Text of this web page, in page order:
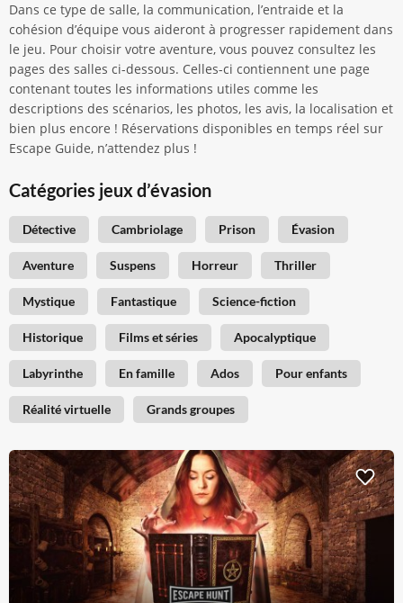
Dans ce type de salle, la communication, l’entraide et la
cohésion d’équipe vous aideront à progresser rapidement dans
le jeu. Pour choisir votre aventure, vous pouvez consultez les
pages des salles ci-dessous. Celles-ci contiennent une page
contenant toutes les informations utiles comme les
descriptions des scénarios, les photos, les avis, la localisation et
bien plus encore ! Réservations disponibles en temps réel sur
Escape Guide, n’attendez plus !
Catégories jeux d’évasion
Détective Cambriolage Prison Évasion
Aventure Suspens Horreur Thriller
Mystique Fantastique Science-fiction
Historique Films et séries Apocalyptique
Labyrinthe En famille Ados Pour enfants
Réalité virtuelle Grands groupes